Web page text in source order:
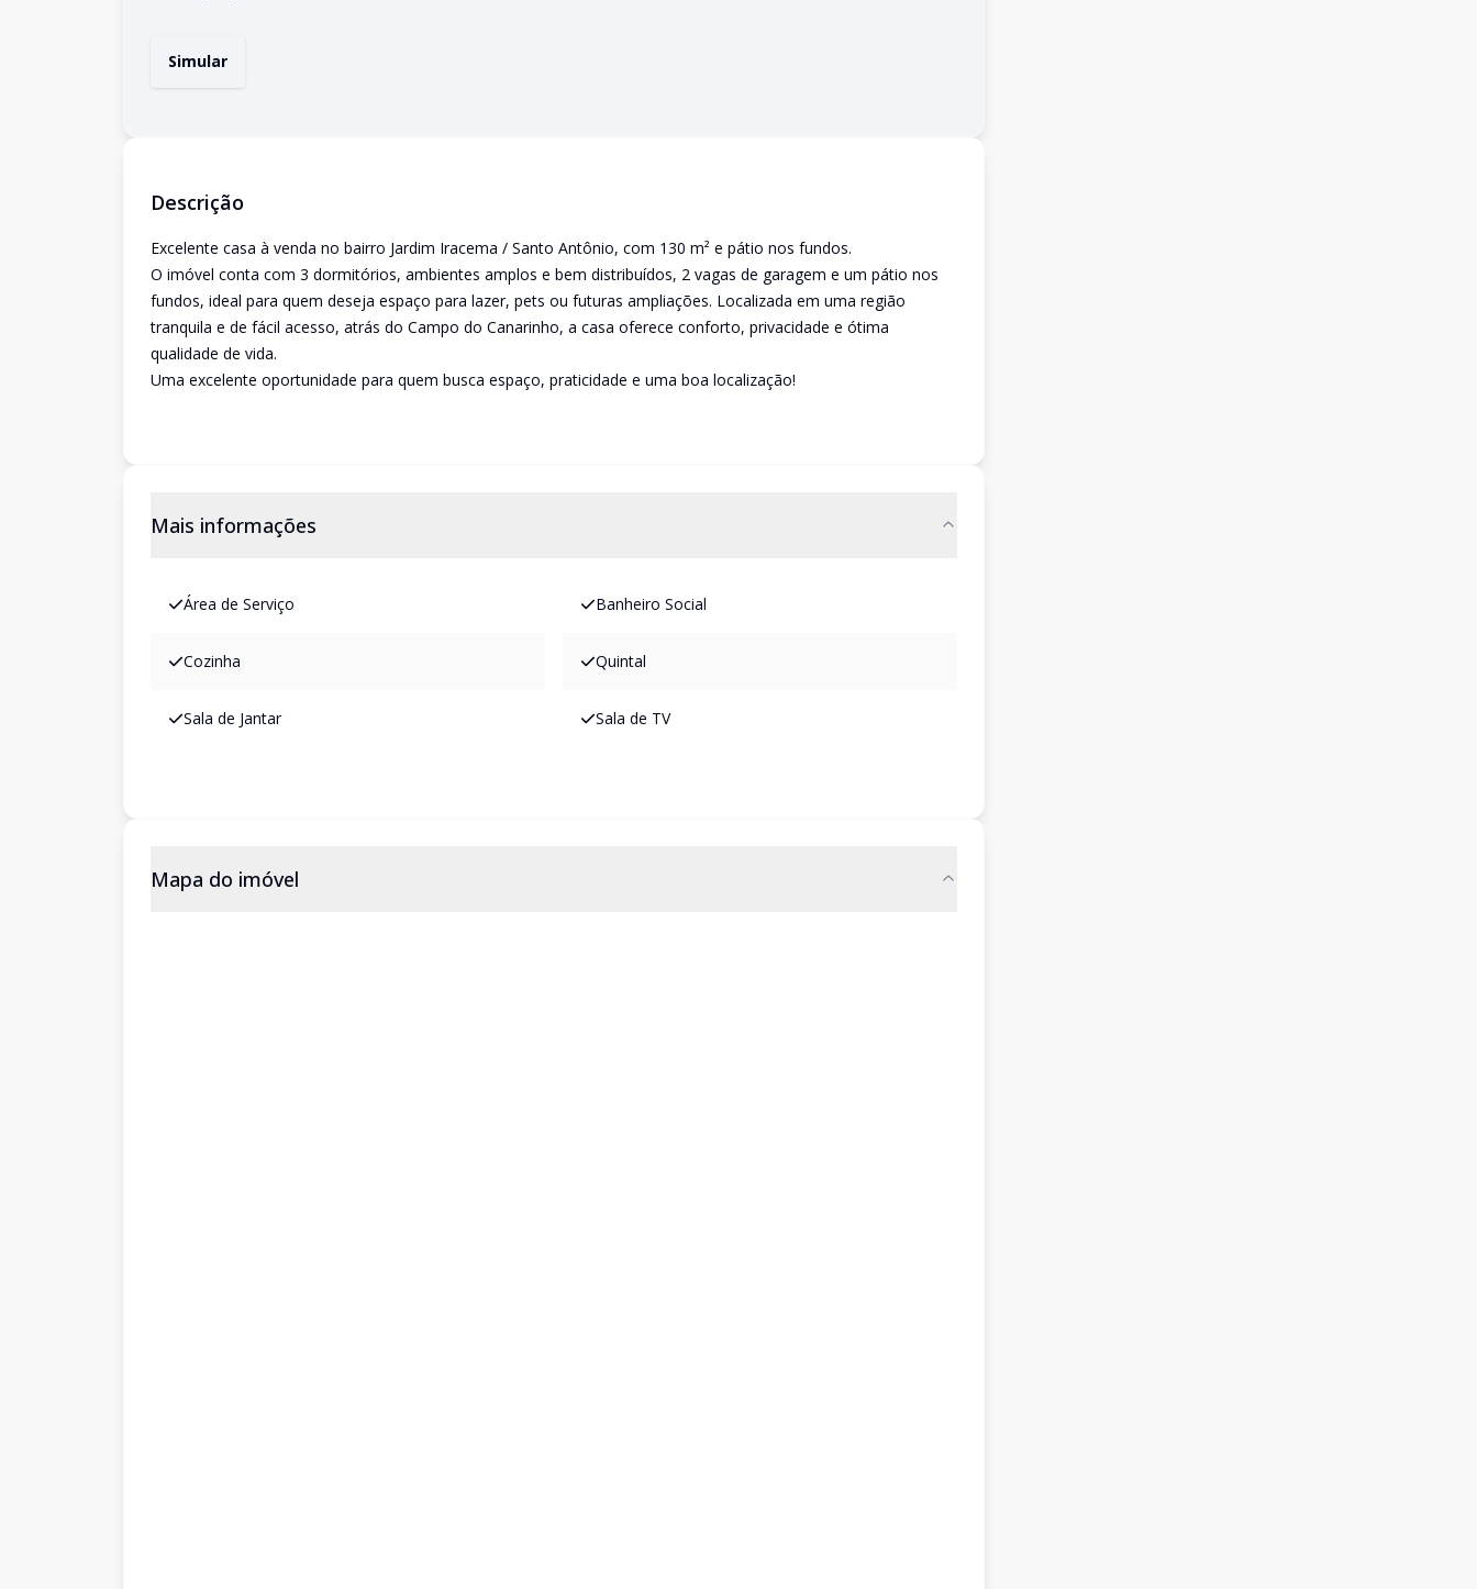
Simular
Descrição
Excelente casa à venda no bairro Jardim Iracema / Santo Antônio, com 130 m² e pátio nos fundos.
O imóvel conta com 3 dormitórios, ambientes amplos e bem distribuídos, 2 vagas de garagem e um pátio nos
fundos, ideal para quem deseja espaço para lazer, pets ou futuras ampliações. Localizada em uma região
tranquila e de fácil acesso, atrás do Campo do Canarinho, a casa oferece conforto, privacidade e ótima
qualidade de vida.
Uma excelente oportunidade para quem busca espaço, praticidade e uma boa localização!
Mais informações
Área de Serviço Banheiro Social
Cozinha Quintal
Sala de Jantar Sala de TV
Mapa do imóvel